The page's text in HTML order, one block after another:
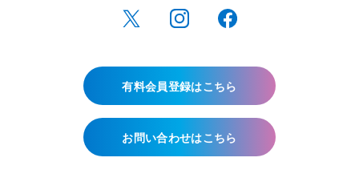
有料会員登録はこちら
お問い合わせはこちら